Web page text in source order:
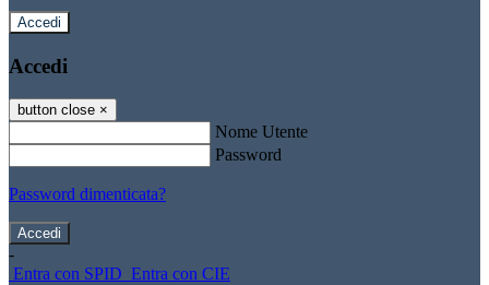
Accedi
Accedi
button close ×
Nome Utente
Password
Password dimenticata?
-
Entra con SPID Entra con CIE